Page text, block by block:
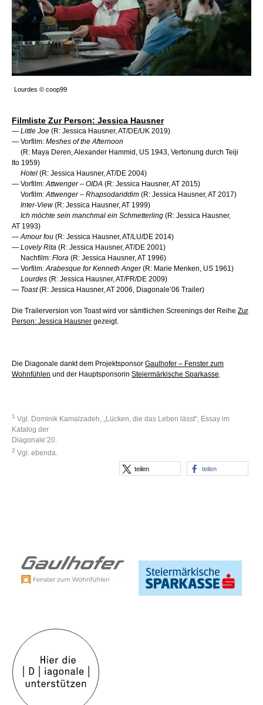
Lourdes © coop99
Filmliste Zur Person: Jessica Hausner
— Little Joe (R: Jessica Hausner, AT/DE/UK 2019)
— Vorfilm: Meshes of the Afternoon
(R: Maya Deren, Alexander Hammid, US 1943, Vertonung durch Teiji
Ito 1959)
Hotel (R: Jessica Hausner, AT/DE 2004)
— Vorfilm:Attwenger – OIDA (R: Jessica Hausner, AT 2015)
Vorfilm:Attwenger – Rhapsodariddim (R: Jessica Hausner, AT 2017)
Inter-View(R: Jessica Hausner, AT 1999)
Ich möchte sein manchmal ein Schmetterling (R: Jessica Hausner,
AT 1993)
—Amour fou (R: Jessica Hausner, AT/LU/DE 2014)
— Lovely Rita (R: Jessica Hausner, AT/DE 2001)
Nachfilm: Flora (R: Jessica Hausner, AT 1996)
— Vorfilm:Arabesque for Kenneth Anger(R: Marie Menken, US 1961)
Lourdes (R: Jessica Hausner, AT/FR/DE 2009)
— Toast(R: Jessica Hausner, AT 2006, Diagonale’06 Trailer)
Die Trailerversion von Toast wird vor sämtlichen Screenings der Reihe Zur
Person: Jessica Hausner gezeigt.
Die Diagonale dankt dem Projektsponsor Gaulhofer – Fenster zum
Wohnfühlen und der Hauptsponsorin Steiermärkische Sparkasse.
1 Vgl. Dominik Kamalzadeh, „Lücken, die das Leben lässt“, Essay im
Katalog der
Diagonale’20.
2 Vgl. ebenda.
teilen teilen